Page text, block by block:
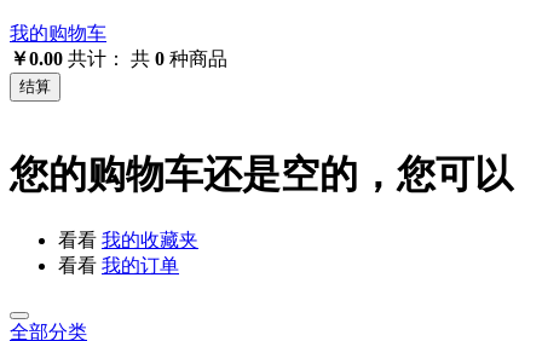
我的购物车
￥0.00 共计： 共 0 种商品
结算
您的购物车还是空的，您可以
看看 我的收藏夹
看看 我的订单
全部分类